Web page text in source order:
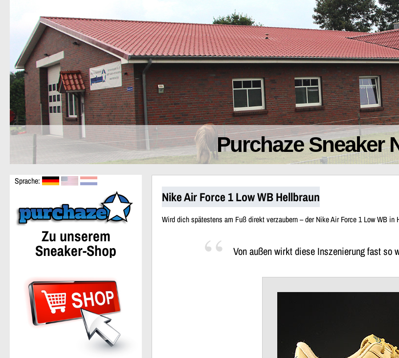
Purchaze Sneaker
Sprache:
Zu unserem
Sneaker-Shop
Nike Air Force 1 Low WB Hellbraun
Wird dich spätestens am Fuß direkt verzaubern – der Nike Air Force 1 Low WB in
Von außen wirkt diese Inszenierung fast so